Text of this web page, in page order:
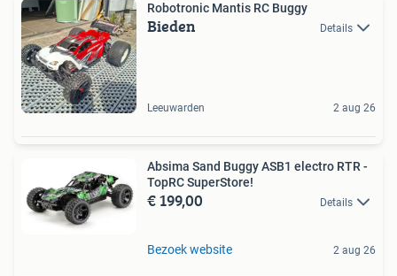
Robotronic Mantis RC Buggy
Bieden Details
Leeuwarden 2 aug 26
Absima Sand Buggy ASB1 electro RTR -
TopRC SuperStore!
€ 199,00 Details
Bezoek website 2 aug 26